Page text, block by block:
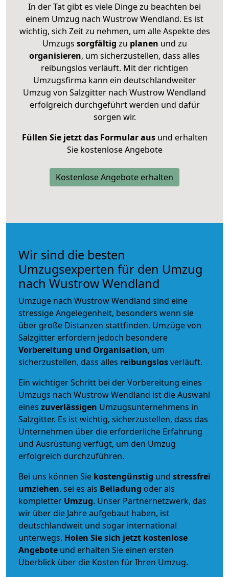
In der Tat gibt es viele Dinge zu beachten bei
einem Umzug nach Wustrow Wendland. Es ist
wichtig, sich Zeit zu nehmen, um alle Aspekte des
Umzugs sorgfältig zu planen und zu
organisieren, um sicherzustellen, dass alles
reibungslos verläuft. Mit der richtigen
Umzugsfirma kann ein deutschlandweiter
Umzug von Salzgitter nach Wustrow Wendland
erfolgreich durchgeführt werden und dafür
sorgen wir.
Füllen Sie jetzt das Formular ausund erhalten
Sie kostenlose Angebote
Kostenlose Angebote erhalten
Wir sind die besten
Umzugsexperten für den Umzug
nach Wustrow Wendland
Umzüge nach Wustrow Wendland sind eine
stressige Angelegenheit, besonders wenn sie
über große Distanzen stattfinden. Umzüge von
Salzgitter erfordern jedoch besondere
Vorbereitung und Organisation, um
sicherzustellen, dass alles reibungslosverläuft.
Ein wichtiger Schritt bei der Vorbereitung eines
Umzugs nach Wustrow Wendland ist die Auswahl
eines zuverlässigen Umzugsunternehmens in
Salzgitter. Es ist wichtig, sicherzustellen, dass das
Unternehmen über die erforderliche Erfahrung
und Ausrüstung verfügt, um den Umzug
erfolgreich durchzuführen.
Bei uns können Sie kostengünstig und stressfrei
umziehen, sei es als Beiladung oder als
kompletter Umzug. Unser Partnernetzwerk, das
wir über die Jahre aufgebaut haben, ist
deutschlandweit und sogar international
unterwegs. Holen Sie sich jetzt kostenlose
Angebote und erhalten Sie einen ersten
Überblick über die Kosten für Ihren Umzug.